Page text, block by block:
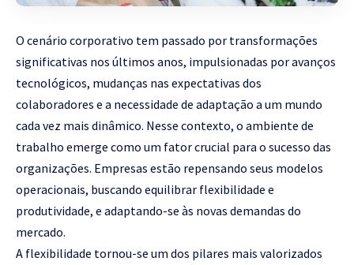
O cenário corporativo tem passado por transformações
significativas nos últimos anos, impulsionadas por avanços
tecnológicos, mudanças nas expectativas dos
colaboradores e a necessidade de adaptação a um mundo
cada vez mais dinâmico. Nesse contexto, o ambiente de
trabalho emerge como um fator crucial para o sucesso das
organizações. Empresas estão repensando seus modelos
operacionais, buscando equilibrar flexibilidade e
produtividade, e adaptando-se às novas demandas do
mercado.
A flexibilidade tornou-se um dos pilares mais valorizados